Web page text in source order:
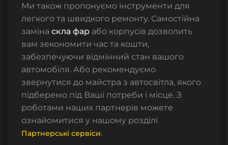
Ми також пропонуємо інструменти для
легкого та швидкого ремонту. Самостійна
заміна скла фар або корпусів дозволить
вам зекономити час та кошти,
забезпечуючи відмінний стан вашого
автомобіля. Або рекомендуємо
звернутися до майстра з автосвітла, якого
підберемо під Ваші потреби і місце. З
роботами наших партнерів можете
ознайомитися у нашому розділі
Партнерські сервіси.